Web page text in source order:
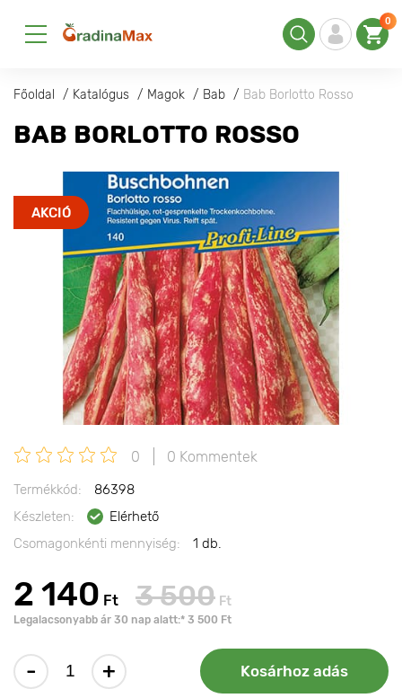
0
Főoldal Katalógus Magok Bab Bab Borlotto Rosso
BAB BORLOTTO ROSSO
AKCIÓ
0 0 Kommentek
Termékkód:
86398
Készleten:
Elérhető
Csomagonkénti mennyiség:
1 db.
2 140 Ft 3 500 Ft
Legalacsonyabb ár 30 nap alatt:* 3 500 Ft
- + Kosárhoz adás